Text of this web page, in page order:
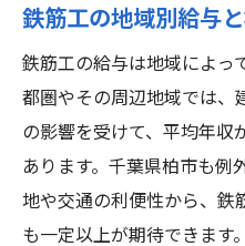
地域によって異な
千葉県柏市の地
年収アップを目
経験を活かす鉄筋工
経験を活かした
法
鉄筋工の地域別給与
鉄筋工の給与は地域によっ
都圏やその周辺地域では、
の影響を受けて、平均年収
あります。千葉県柏市も
地や交通の利便性から、
も一定以上が期待できます。